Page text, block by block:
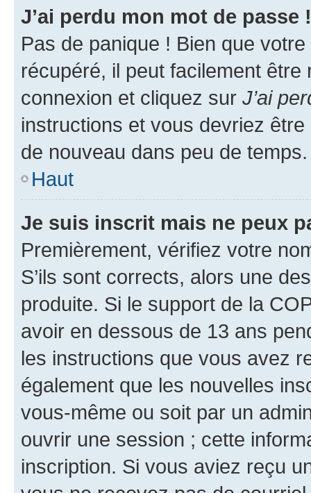
J’ai perdu mon mot de passe !
Pas de panique ! Bien que
récupéré, il peut facilement
connexion et cliquez sur J’ai
instructions et vous devriez
de nouveau dans peu de temps.
Haut
Je suis inscrit mais ne peux
Premièrement, vérifiez votre
S’ils sont corrects, alors une
produite. Si le support de la
avoir en dessous de 13 ans
les instructions que vous avez
également que les nouvelles
vous-même ou soit par un
ouvrir une session ; cette
inscription. Si vous aviez reçu